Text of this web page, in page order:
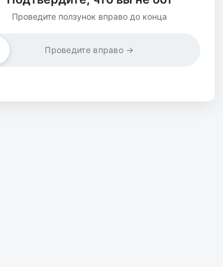
Проведите ползунок вправо до конца
Проведите вправо →